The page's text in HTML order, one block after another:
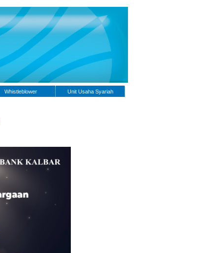
Whistleblower Unit Usaha Syariah